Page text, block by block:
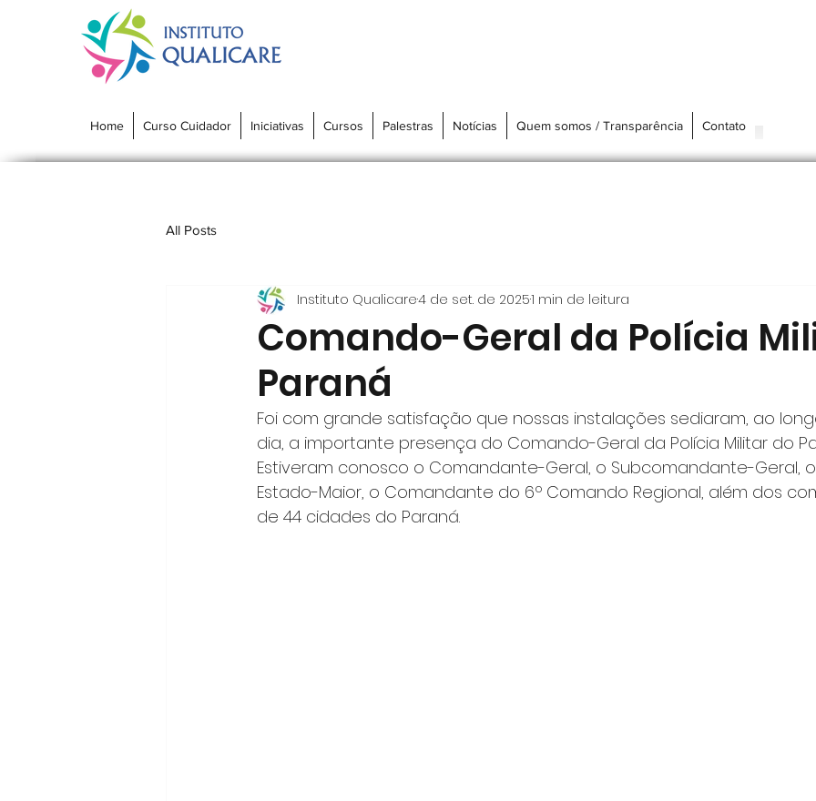
Home Curso Cuidador Iniciativas Cursos Palestras Notícias Quem somos / Transparência Contato
All Posts
Comando-Geral da Polícia
Paraná
Instituto Qualicare4 de set. de 20251 min de leitura
Foi com grande satisfação que nossas instalações sediaram, ao
dia, a importante presença do Comando-Geral da Polícia Militar do
Estiveram conosco o Comandante-Geral, o Subcomandante-Geral,
Estado-Maior, o Comandante do 6º Comando Regional, além dos
de 44 cidades do Paraná.